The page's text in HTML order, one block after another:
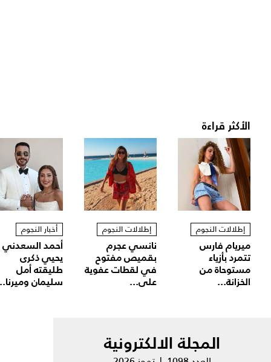
الأكثر قراءة
إطلالات النجوم
ميريام فارس
تتمرد بأزياء
مستوحاة من
الخزانة...
إطلالات النجوم
نانسي عجرم
بقميص مفتوح
في لقطات عفوية
على...
أخبار النجوم
أحمد السعدني
يحيي ذكرى
طليقته أمل
سليمان
المجلة الالكترونية